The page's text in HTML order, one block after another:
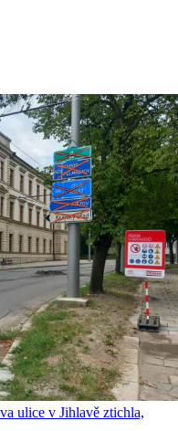
ulice v Jihlavě ztichla,